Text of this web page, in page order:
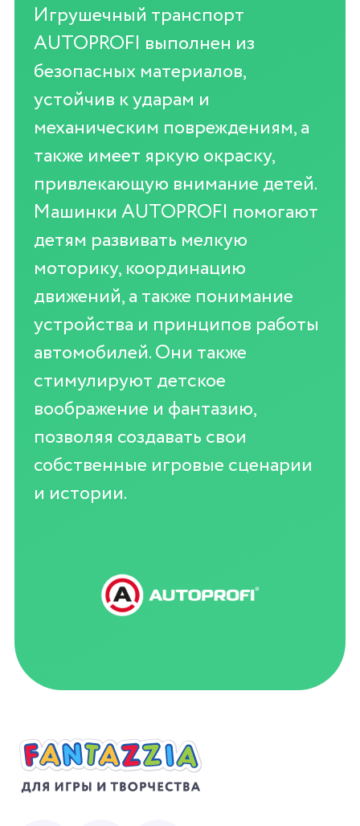
Игрушечный транспорт
AUTOPROFI выполнен из
безопасных материалов,
устойчив к ударам и
механическим повреждениям, а
также имеет яркую окраску,
привлекающую внимание детей.
Машинки AUTOPROFI помогают
детям развивать мелкую
моторику, координацию
движений, а также понимание
устройства и принципов работы
автомобилей. Они также
стимулируют детское
воображение и фантазию,
позволяя создавать свои
собственные игровые сценарии
и истории.